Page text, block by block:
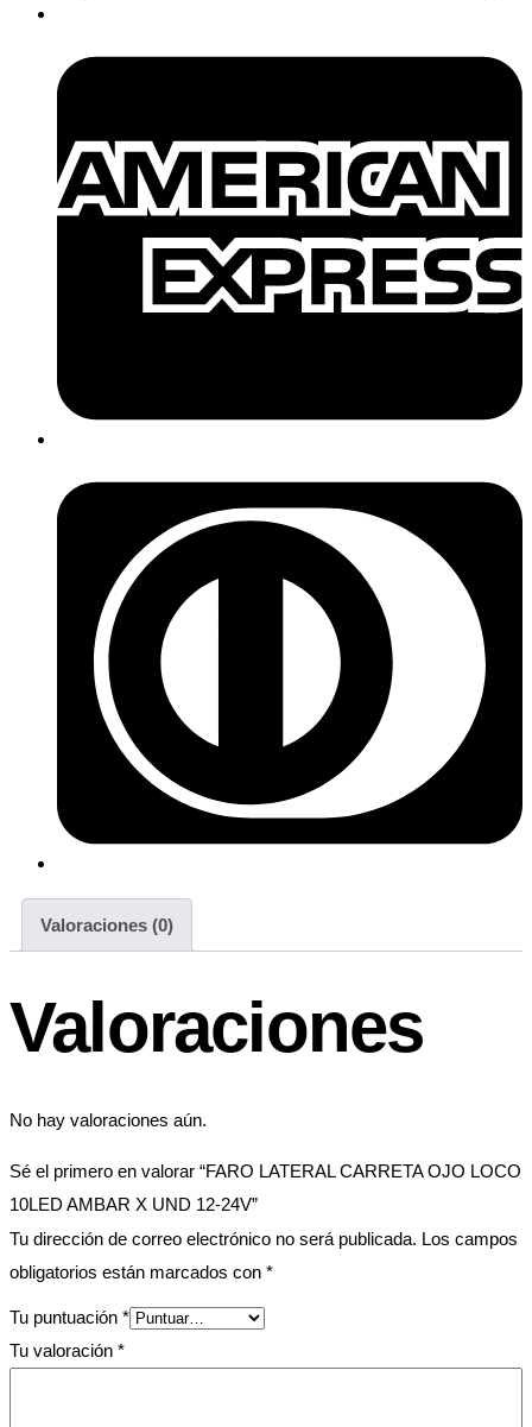
Valoraciones (0)
Valoraciones
No hay valoraciones aún.
Sé el primero en valorar “FARO LATERAL CARRETA OJO LOCO
10LED AMBAR X UND 12-24V”
Tu dirección de correo electrónico no será publicada. Los campos
obligatorios están marcados con *
Tu puntuación *
Tu valoración *